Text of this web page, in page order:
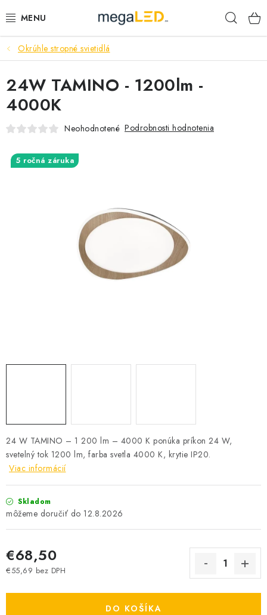
na
PRIEMYSEL
SVIETIDLÁ
ŽIAROVKY A TRUBICE
SAMSUNG SVIETIDLÁ
SOLÁRNE SYSTÉMY
OBCHODNÉ PODMIENKY
O NÁS - MEGALED & JANTON ZÁKAMENNÉ
Reklamácie a formulár na odstúpenie od zmluvy
Obchodné podmienky
Zľavy pre profíkov
Hodnotenie obchodu
Okrúhle stropné svietidlá
24 W TAMINO – 1 200 lm – 4000 K ponúka príkon 24 W,
svetelný tok 1200 lm, farba svetla 4000 K, krytie IP20.
Viac informácií
Skladom
12.8.2026
€68,50
€55,69 bez DPH
DO KOŠÍKA
24W TAMINO - 1200lm -
4000K
Neohodnotené Podrobnosti hodnotenia
5 ročná záruka